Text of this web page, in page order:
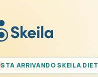
STA ARRIVANDO SKEILA DIET